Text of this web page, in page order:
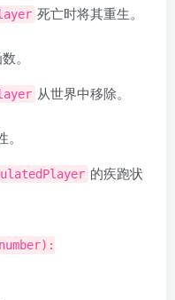
死亡时将其重生。
。
从世界中移除。
。
的疾跑状